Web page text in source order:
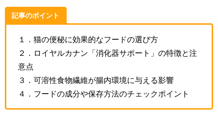
記事のポイント
１．猫の便秘に効果的なフードの選び方
２．ロイヤルカナン「消化器サポート」の特徴と注
意点
３．可溶性食物繊維が腸内環境に与える影響
４．フードの成分や保存方法のチェックポイント